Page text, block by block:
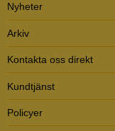
Nyheter
Arkiv
Kontakta oss direkt
Kundtjänst
Policyer